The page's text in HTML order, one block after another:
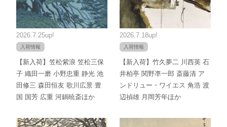
2026.7.25up!
入荷情報
【新入荷】笠松紫浪 笠松三保
子 織田一磨 小野忠重 静光 池
田修三 森田恒友 歌川広景 豊
国 国芳 広重 河鍋暁斎ほか
2026.7.18up!
入荷情報
【新入荷】竹久夢二 川西英 石
井柏亭 関野凖一郎 斎藤清 ア
ンドリュー・ワイエス 角浩 渡
辺禎雄 月岡芳年ほか